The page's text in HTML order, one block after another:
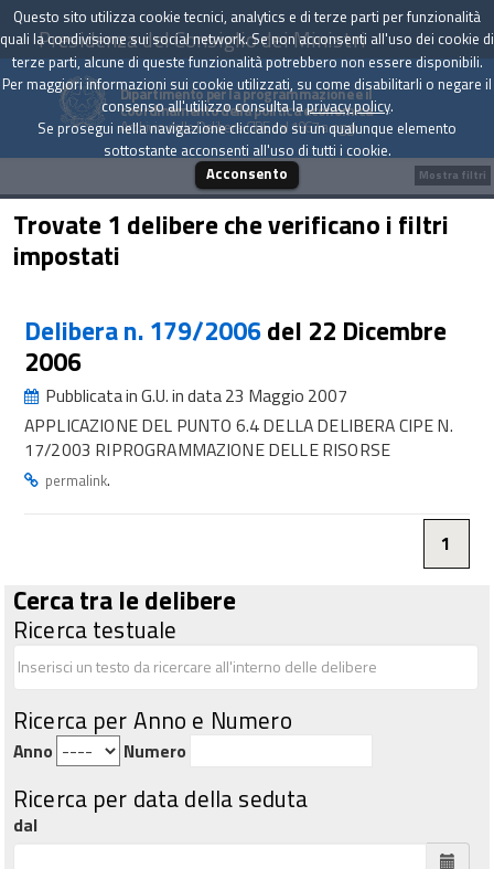
Presidenza del Consiglio dei Ministri
Dipartimento per la programmazione e il
coordinamento della politica economica
Archivio delle Delibere CIPE dal 1967 a oggi
Trovate 1 delibere che verificano i filtri
impostati
Delibera n. 179/2006del 22 Dicembre
2006
Pubblicata in G.U. in data 23 Maggio 2007
APPLICAZIONE DEL PUNTO 6.4 DELLA DELIBERA CIPE N.
17/2003 RIPROGRAMMAZIONE DELLE RISORSE
permalink.
1
Cerca tra le delibere
Ricerca testuale
Ricerca per Anno e Numero
Anno Numero
Ricerca per data della seduta
dal
Mostra filtri
Questo sito utilizza cookie tecnici, analytics e di terze parti per funzionalità
quali la condivisione sui social network. Se non acconsenti all'uso dei cookie di
terze parti, alcune di queste funzionalità potrebbero non essere disponibili.
Per maggiori informazioni sui cookie utilizzati, su come disabilitarli o negare il
consenso all'utilizzo consulta laprivacy policy.
Se prosegui nella navigazione cliccando su un qualunque elemento
sottostante acconsenti all'uso di tutti i cookie.
Acconsento